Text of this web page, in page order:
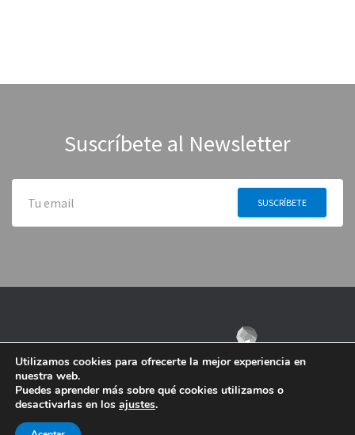
Suscríbete al Newsletter
Utilizamos cookies para ofrecerte la mejor experiencia en
nuestra web.
Puedes aprender más sobre qué cookies utilizamos o
desactivarlas en los ajustes.